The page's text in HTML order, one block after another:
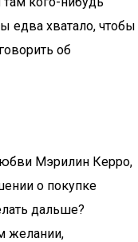
едва хватало, чтобы
об
Мэрилин Керро,
о покупке
дальше?
желании,